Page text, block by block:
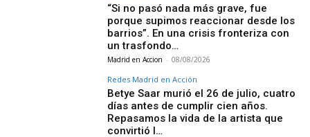
“Si no pasó nada más grave, fue
porque supimos reaccionar desde los
barrios”. En una crisis fronteriza con
un trasfondo…
Madrid en Accion - 08/08/2026
Redes Madrid en Acción
Betye Saar murió el 26 de julio, cuatro
días antes de cumplir cien años.
Repasamos la vida de la artista que
convirtió l…